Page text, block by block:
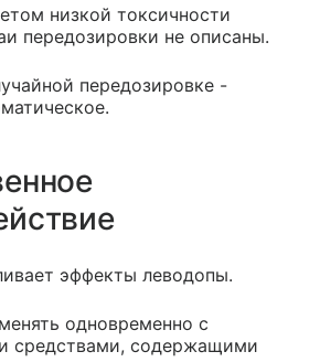
низкой токсичности
передозировки не описаны.
передозировке -
эффекты леводопы.
одновременно с
средствами, содержащими